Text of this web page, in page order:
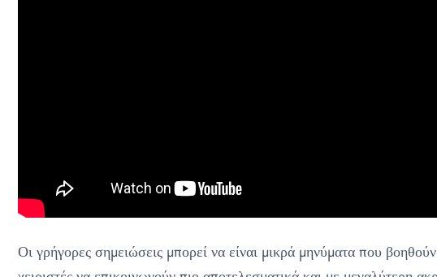
Οι γρήγορες σημειώσεις μπορεί να είναι μικρά μηνύματα που